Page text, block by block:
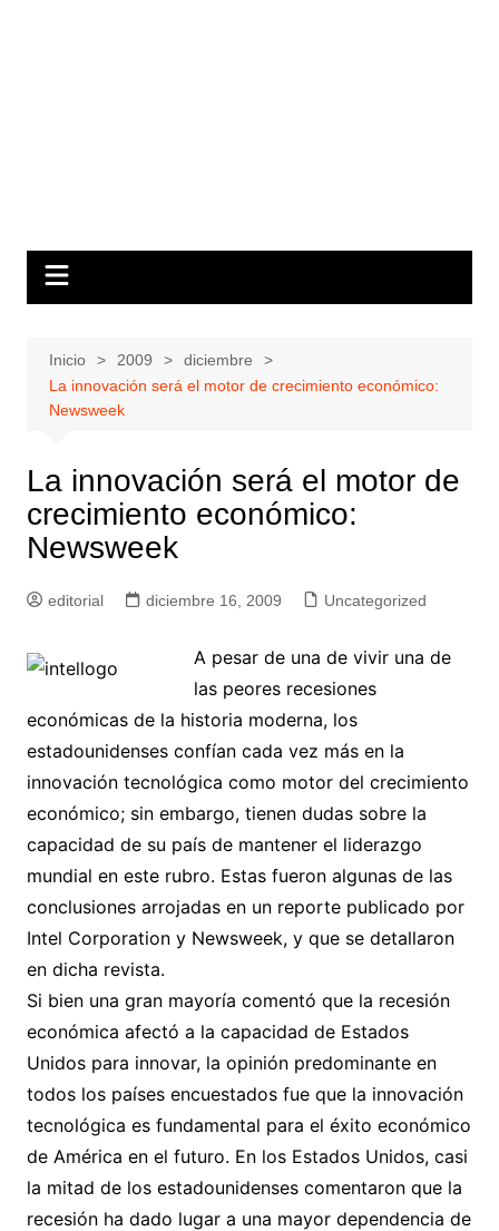
Inicio 2009
diciembre
La innovación será el motor de crecimiento económico:
Newsweek
La innovación será el motor de
crecimiento económico:
Newsweek
editorial diciembre 16, 2009 Uncategorized
A pesar de una de vivir una de
las peores recesiones
económicas de la historia moderna, los
estadounidenses confían cada vez más en la
innovación tecnológica como motor del crecimiento
económico; sin embargo, tienen dudas sobre la
capacidad de su país de mantener el liderazgo
mundial en este rubro. Estas fueron algunas de las
conclusiones arrojadas en un reporte publicado por
Intel Corporation y Newsweek, y que se detallaron
en dicha revista.
Si bien una gran mayoría comentó que la recesión
económica afectó a la capacidad de Estados
Unidos para innovar, la opinión predominante en
todos los países encuestados fue que la innovación
tecnológica es fundamental para el éxito económico
de América en el futuro. En los Estados Unidos, casi
la mitad de los estadounidenses comentaron que la
recesión ha dado lugar a una mayor dependencia de